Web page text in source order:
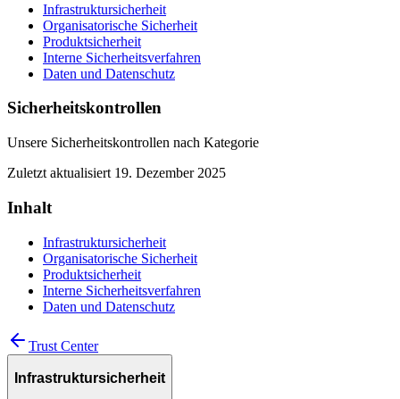
Infrastruktursicherheit
Organisatorische Sicherheit
Produktsicherheit
Interne Sicherheitsverfahren
Daten und Datenschutz
Sicherheitskontrollen
Unsere Sicherheitskontrollen nach Kategorie
Zuletzt aktualisiert 19. Dezember 2025
Inhalt
Infrastruktursicherheit
Organisatorische Sicherheit
Produktsicherheit
Interne Sicherheitsverfahren
Daten und Datenschutz
Trust Center
Infrastruktursicherheit